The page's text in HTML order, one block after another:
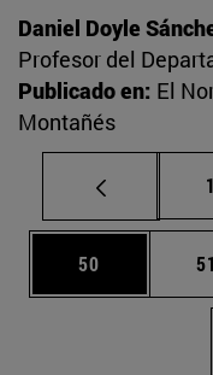
Daniel Doyle
Profesor del
Publicado en: El
Montañés
1
Página
50 51